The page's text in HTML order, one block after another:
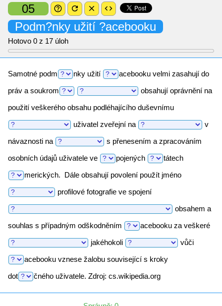
05 help_outline refresh close code
Podm?nky užití ?acebooku
Hotovo 0 z 17 úloh
Samotné podm nky užití acebooku velmi zasahují do
práv asoukrom
obsahují oprávnění na
použití veškerého obsahu podléhajícího duševnímu
uživatel zveřejní na
v
návaznosti na
s přenesením a zpracováním
osobních údajů uživatele ve
pojených
tátech
merických. Dále obsahují povolení použít jméno
profilové fotografie ve spojení
obsahem a
souhlas s případným odškodněním
acebooku za veškeré
jakéhokoli
vůči
acebooku vznese žalobu související s kroky
dot
čného uživatele. Zdroj: cs.wikipedia.org